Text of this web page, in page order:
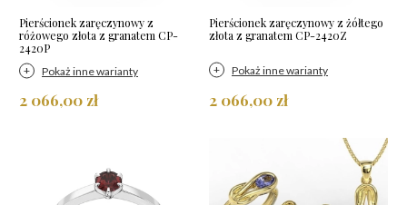
Pierścionek zaręczynowy z
różowego złota z granatem CP-
2420P
Pokaż inne warianty
2 066,00 zł
Pierścionek zaręczynowy z żółtego
złota z granatem CP-2420Z
Pokaż inne warianty
2 066,00 zł